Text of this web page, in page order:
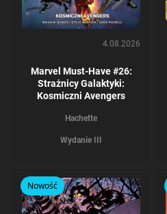
4.08.2026
Marvel Must-Have #26:
Strażnicy Galaktyki:
Kosmiczni Avengers
Hachette
Wydanie III
Nowość